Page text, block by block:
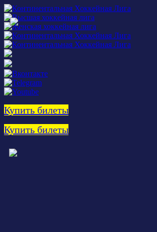
Купить билеты
Купить билеты